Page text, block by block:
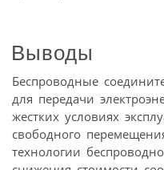
Выводы
Беспроводные
для передачи
жестких условиях
свободного
технологии